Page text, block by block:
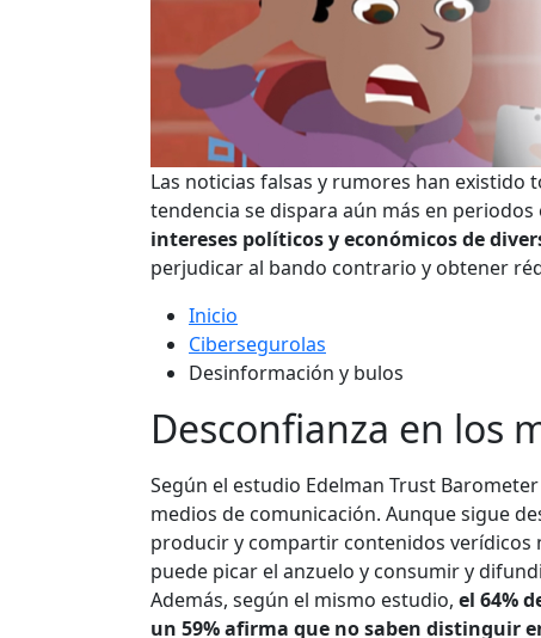
Las noticias falsas y rumores han existido
tendencia se dispara aún más en
intereses políticos y económicos de
perjudicar al bando contrario y obtener
Inicio
Cibersegurolas
Desinformación y bulos
Desconfianza en los
Según el estudio Edelman Trust
medios de comunicación. Aunque sigue
producir y compartir contenidos verídicos
puede picar el anzuelo y consumir y
Además, según el mismo estudio, el 64%
un 59% afirma que no saben distinguir